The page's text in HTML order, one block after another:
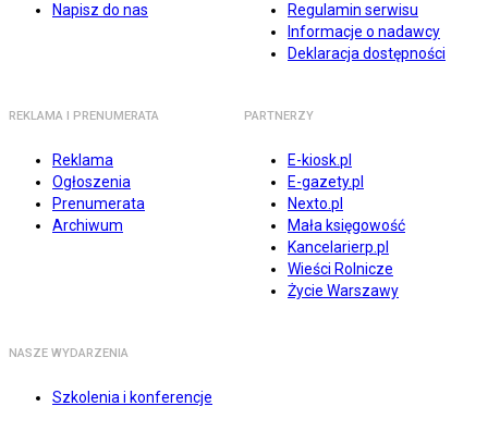
Napisz do nas
Regulamin serwisu
Informacje o nadawcy
Deklaracja dostępności
REKLAMA I PRENUMERATA
Reklama
Ogłoszenia
Prenumerata
Archiwum
PARTNERZY
E-kiosk.pl
E-gazety.pl
Nexto.pl
Mała księgowość
Kancelarierp.pl
Wieści Rolnicze
Życie Warszawy
NASZE WYDARZENIA
Szkolenia i konferencje